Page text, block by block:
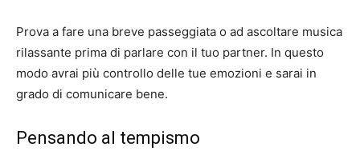
Prova a fare una breve passeggiata o ad ascoltare musica
rilassante prima di parlare con il tuo partner. In questo
modo avrai più controllo delle tue emozioni e sarai in
grado di comunicare bene.
Pensando al tempismo